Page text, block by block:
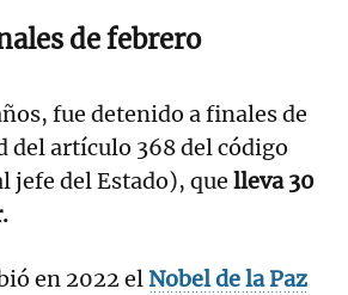
de febrero
fue detenido a finales de
del artículo 368 del código
jefe del Estado), que lleva 30
en 2022 el Nobel de la Paz